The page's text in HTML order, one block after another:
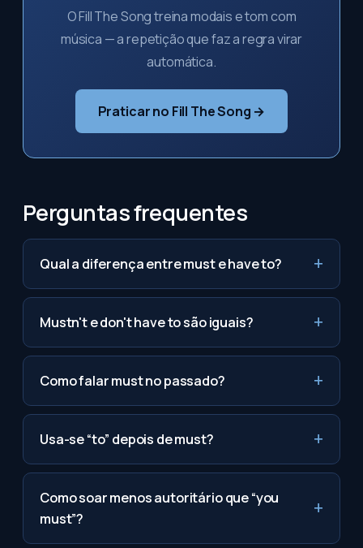
O Fill The Song treina modais e tom com
música — a repetição que faz a regra virar
automática.
Praticar no Fill The Song →
Perguntas frequentes
Qual a diferença entre must e have to?
Mustn't e don't have to são iguais?
Como falar must no passado?
Usa-se “to” depois de must?
Como soar menos autoritário que “you
must”?